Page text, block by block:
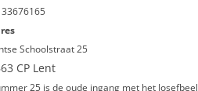
Schoolstraat 25
CP Lent
25 is de oude ingang met het